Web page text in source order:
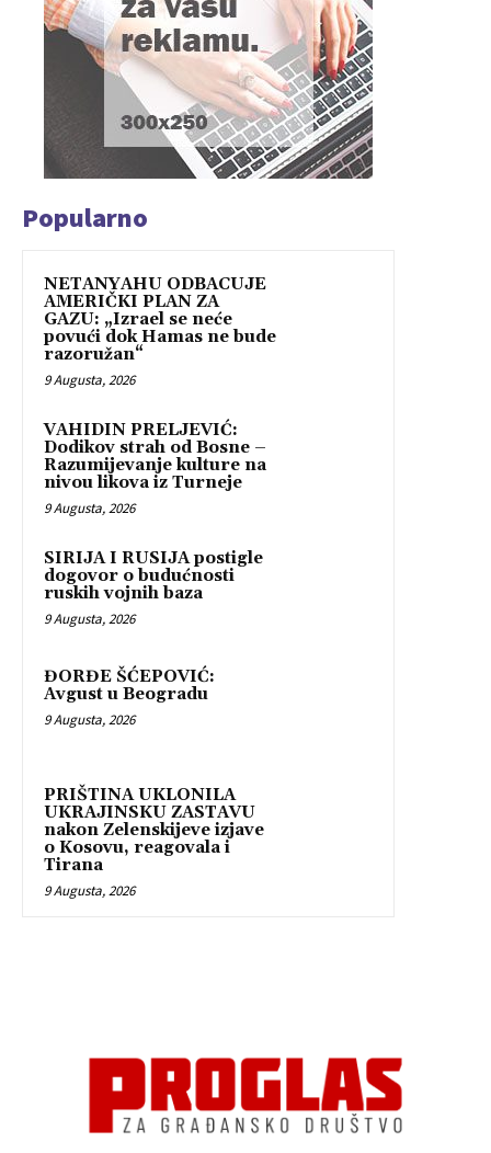
Popularno
NETANYAHU ODBACUJE
AMERIČKI PLAN ZA
GAZU: „Izrael se neće
povući dok Hamas ne bude
razoružan“
9 Augusta, 2026
VAHIDIN PRELJEVIĆ:
Dodikov strah od Bosne –
Razumijevanje kulture na
nivou likova iz Turneje
9 Augusta, 2026
SIRIJA I RUSIJA postigle
dogovor o budućnosti
ruskih vojnih baza
9 Augusta, 2026
ĐORĐE ŠĆEPOVIĆ:
Avgust u Beogradu
9 Augusta, 2026
PRIŠTINA UKLONILA
UKRAJINSKU ZASTAVU
nakon Zelenskijeve izjave
o Kosovu, reagovala i
Tirana
9 Augusta, 2026